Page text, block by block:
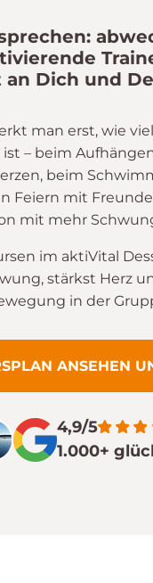
an Dich und
man erst, wie
– beim
beim
Feiern mit
mit mehr
im aktiVital
stärkst Herz
in der
ANSEHEN
4,9/5
1.000+